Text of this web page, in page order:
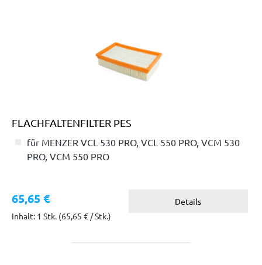
FLACHFALTENFILTER PES
für MENZER VCL 530 PRO, VCL 550 PRO, VCM 530
PRO, VCM 550 PRO
65,65 €
Inhalt: 1 Stk. (65,65 € / Stk.)
Details